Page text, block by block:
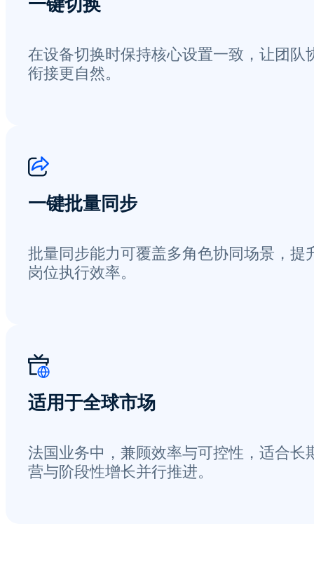
一键切换
在设备切换时保持核心设置一致，让团队
衔接更自然。
一键批量同步
批量同步能力可覆盖多角色协同场景，提
岗位执行效率。
适用于全球市场
法国业务中，兼顾效率与可控性，适合长
营与阶段性增长并行推进。